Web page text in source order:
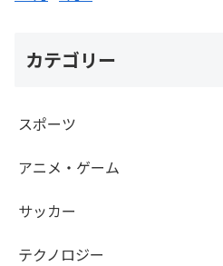
カテゴリー
スポーツ
アニメ・ゲーム
サッカー
テクノロジー